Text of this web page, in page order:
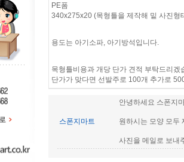
PE폼
340x275x20 (목형틀을 제작해 밑 사진형
용도는 아기소파, 아기방석입니다.
목형틀비용과 개당 단가 견적 부탁드리겠
단가가 맞다면 선발주로 100개 추가로
스폰지마트
안녕하세요 스폰지
원하시는 모양 모두
사진을 메일로 보내